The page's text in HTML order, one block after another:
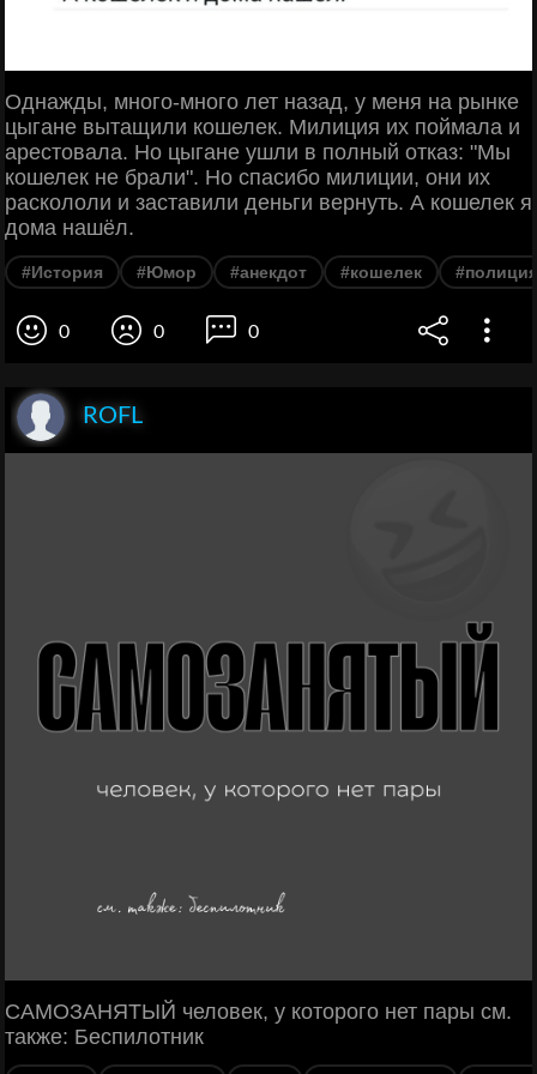
Однажды, много-много лет назад, у меня на рынке
цыгане вытащили кошелек. Милиция их поймала и
арестовала. Но цыгане ушли в полный отказ: "Мы
кошелек не брали". Но спасибо милиции, они их
раскололи и заставили деньги вернуть. А кошелек я
дома нашёл.
#История #Юмор #анекдот #кошелек #полиция
0 0 0
ROFL
САМОЗАНЯТЫЙ человек, у которого нет пары см.
также: Беспилотник